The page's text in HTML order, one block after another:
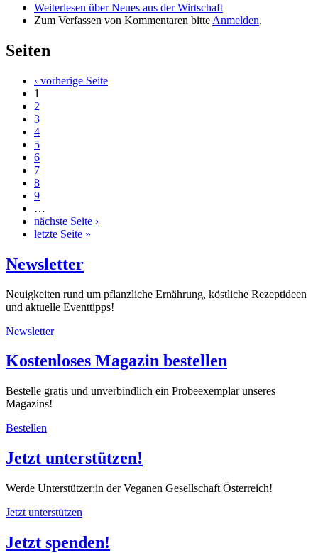
Weiterlesen über Neues aus der Wirtschaft
Zum Verfassen von Kommentaren bitte Anmelden.
Seiten
‹ vorherige Seite
1
2
3
4
5
6
7
8
9
…
nächste Seite ›
letzte Seite »
Newsletter
Neuigkeiten rund um pflanzliche Ernährung, köstliche Rezeptideen
und aktuelle Eventtipps!
Newsletter
Kostenloses Magazin bestellen
Bestelle gratis und unverbindlich ein Probeexemplar unseres
Magazins!
Bestellen
Jetzt unterstützen!
Werde Unterstützer:in der Veganen Gesellschaft Österreich!
Jetzt unterstützen
Jetzt spenden!